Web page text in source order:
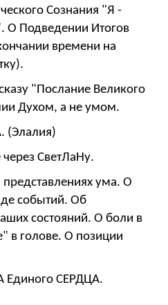
Сознания "Я -
О Подведении Итогов
времени на
"Послание Великого
Духом, а не умом.
(Элалия)
СветЛаНу.
ума. О
событий. Об
состояний. О боли в
в голове. О позиции
Единого СЕРДЦА.